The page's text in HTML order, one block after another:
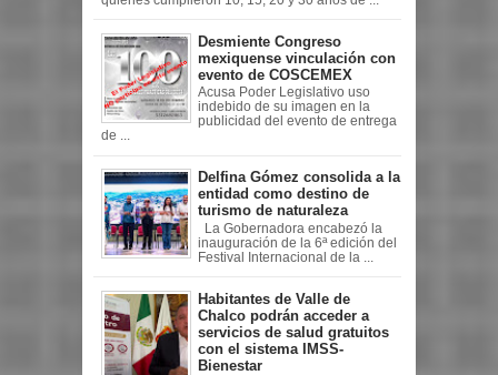
Desmiente Congreso
mexiquense vinculación con
evento de COSCEMEX
Acusa Poder Legislativo uso
indebido de su imagen en la
publicidad del evento de entrega
de ...
Delfina Gómez consolida a la
entidad como destino de
turismo de naturaleza
La Gobernadora encabezó la
inauguración de la 6ª edición del
Festival Internacional de la ...
Habitantes de Valle de
Chalco podrán acceder a
servicios de salud gratuitos
con el sistema IMSS-
Bienestar